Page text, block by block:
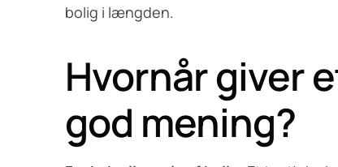
bolig i længden.
Hvornår giver
god mening?